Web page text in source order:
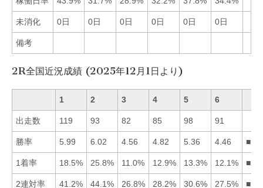
未消化 0日 0日 0日 0日 0日 0日
備考
2R全国近況成績 (2025年12月1日より)
1 2 3 4 5 6
出走数 119 93 82 85 98 91
勝率 5.99 6.02 4.56 4.82 5.36 4.46
1着率 18.5% 25.8% 11.0% 12.9% 13.3% 12.1%
2連対率 41.2% 44.1% 26.8% 28.2% 30.6% 27.5%